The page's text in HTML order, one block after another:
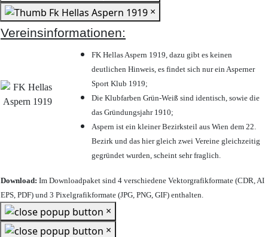
×
Vereinsinformationen:
FK Hellas Aspern 1919, dazu gibt es keinen
deutlichen Hinweis, es findet sich nur ein Asperner
Sport Klub 1919;
Die Klubfarben Grün-Weiß sind identisch, sowie die
das Gründungsjahr 1910;
Aspern ist ein kleiner Bezirksteil aus Wien dem 22.
Bezirk und das hier gleich zwei Vereine gleichzeitig
gegründet wurden, scheint sehr fraglich.
Download: Im Downloadpaket sind 4 verschiedene Vektorgrafikformate (CDR, AI
EPS, PDF) und 3 Pixelgrafikformate (JPG, PNG, GIF) enthalten.
×
×